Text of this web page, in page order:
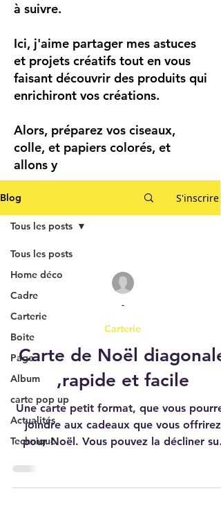
à suivre.
Ici, j'aime partager mes astuces
et projets créatifs tout en vous
faisant découvrir des produits qui
enrichiront vos créations.
Alors, préparez vos ciseaux,
colle, et papiers colorés, et
allons y
Blog S'inscrire
Tous les posts
Home déco
Cadre
Carterie
Boite
Page
Album
carte pop up
Actualités
Technique
Tous les posts
-
Carterie
Carte de Noël diagonale
,rapide et facile
Une carte petit format, que vous
joindre aux cadeaux que vous offrirez
pour Noël. Vous pouvez la décliner sur